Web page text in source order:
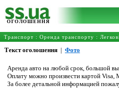
ОГОЛОШЕННЯ
Транспорт : Оренда транспорту :
Текст оголошення | Фото
Аренда авто на любой срок, большой
Оплату можно произвести картой
За более детальной информацией